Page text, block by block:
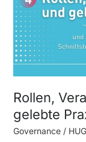
Rollen,
gelebte
Governance/
Praxis